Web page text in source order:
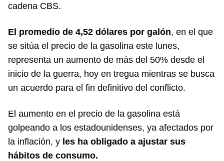
cadena CBS.
El promedio de 4,52 dólares por galón, en el que
se sitúa el precio de la gasolina este lunes,
representa un aumento de más del 50% desde el
inicio de la guerra, hoy en tregua mientras se busca
un acuerdo para el fin definitivo del conflicto.
El aumento en el precio de la gasolina está
golpeando a los estadounidenses, ya afectados por
la inflación, y les ha obligado a ajustar sus
hábitos de consumo.